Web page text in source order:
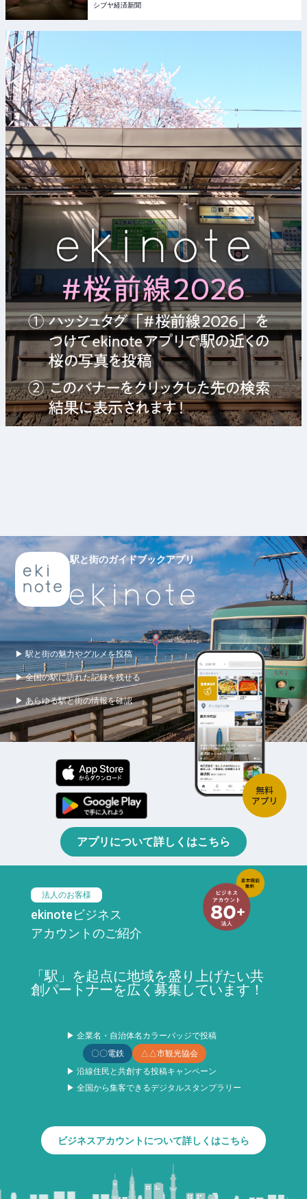
シブヤ経済新聞
駅と街のガイドブックアプリ
▶ 駅と街の魅力やグルメを投稿
▶ 全国の駅に訪れた記録を残せる
▶ あらゆる駅と街の情報を確認
アプリについて詳しくはこちら
法人のお客様
ekinoteビジネス
アカウントのご紹介
「駅」を起点に地域を盛り上げたい共
創パートナーを広く募集しています！
▶ 企業名・自治体名カラーバッジで投稿
〇〇電鉄
△△市観光協会
▶ 沿線住民と共創する投稿キャンペーン
▶ 全国から集客できるデジタルスタンプラリー
ビジネスアカウントについて詳しくはこちら